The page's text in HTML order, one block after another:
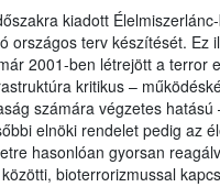
kiadott
országos terv készítését. Ez
2001-ben létrejött a terror
kritikus –
számára végzetes
elnöki rendelet pedig az
hasonlóan gyorsan
bioterrorizmussal